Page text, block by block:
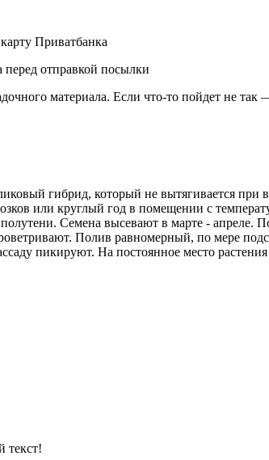
Приватбанка
отправкой посылки
материала. Если что-то пойдет не
гибрид, который не вытягивается
или круглый год в помещении с
Семена высевают в марте -
Полив равномерный, по мере
пикируют. На постоянное место
текст!